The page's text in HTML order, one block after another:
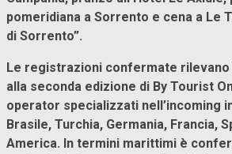
pomeridiana a Sorrento e cena a Le
di Sorrento”.
Le registrazioni confermate rilevano
alla seconda edizione di By Tourist
operator specializzati nell’incoming
Brasile, Turchia, Germania, Francia,
America. In termini marittimi è